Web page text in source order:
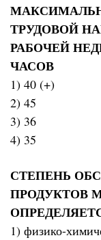
ТРУДОВОЙ
РАБОЧЕЙ
ЧАСОВ
1) 40 (+)
2) 45
3) 36
4) 35
СТЕПЕНЬ
ПРОДУКТОВ
1) физико-